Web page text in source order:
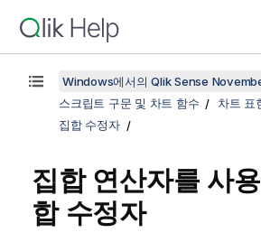
Windows에서의 Qlik Sense
스크립트 구문 및 차트 함수
차트 표
집합 수정자
집합 연산자를 사
합 수정자